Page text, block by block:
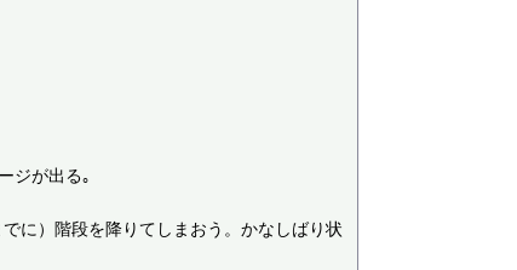
ジが出る｡
に）階段を降りてしまおう。かなしばり状